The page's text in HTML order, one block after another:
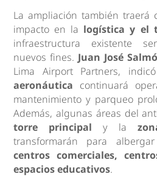
La ampliación también traerá
impacto en la logística y el
infraestructura existente
nuevos fines. Juan José
Lima Airport Partners,
aeronáutica continuará
mantenimiento y parqueo
Además, algunas áreas del
torre principal y la
transformarán para albergar
centros comerciales,
espacios educativos.